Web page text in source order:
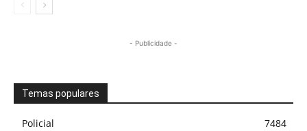
- Publicidade -
Temas populares
Policial 7484